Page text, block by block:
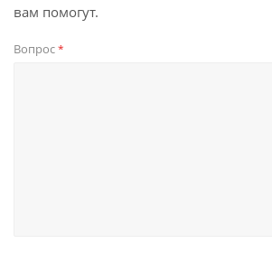
вам помогут.
Вопрос*